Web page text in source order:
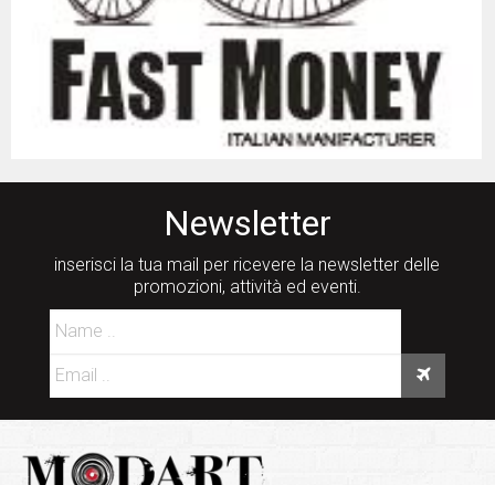
Newsletter
inserisci la tua mail per ricevere la newsletter delle
promozioni, attività ed eventi.